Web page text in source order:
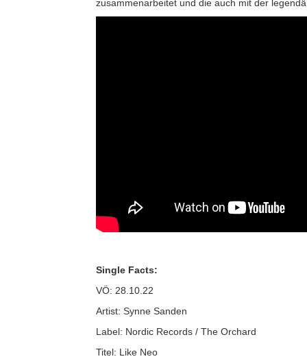
zusammenarbeitet und die auch mit der
Single Facts:
VÖ: 28.10.22
Artist: Synne Sanden
Label: Nordic Records / The Orchard
Titel: Like Neo